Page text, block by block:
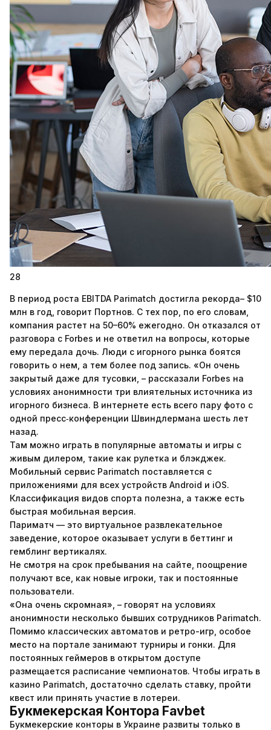
28
В период роста EBITDA Parimatch достигла рекорда– $10
млн в год, говорит Портнов. С тех пор, по его словам,
компания растет на 50–60% ежегодно. Он отказался от
разговора с Forbes и не ответил на вопросы, которые
ему передала дочь. Люди с игорного рынка боятся
говорить о нем, а тем более под запись. «Он очень
закрытый даже для тусовки, – рассказали Forbes на
условиях анонимности три влиятельных источника из
игорного бизнеса. В интернете есть всего пару фото с
одной пресс‑конференции Швиндлермана шесть лет
назад.
Там можно играть в популярные автоматы и игры с
живым дилером, такие как рулетка и блэкджек.
Мобильный сервис Parimatch поставляется с
приложениями для всех устройств Android и iOS.
Классификация видов спорта полезна, а также есть
быстрая мобильная версия.
Париматч — это виртуальное развлекательное
заведение, которое оказывает услуги в беттинг и
гемблинг вертикалях.
Не смотря на срок пребывания на сайте, поощрение
получают все, как новые игроки, так и постоянные
пользователи.
«Она очень скромная», – говорят на условиях
анонимности несколько бывших сотрудников Parimatch.
Помимо классических автоматов и ретро-игр, особое
место на портале занимают турниры и гонки. Для
постоянных геймеров в открытом доступе
размещается расписание чемпионатов. Чтобы играть в
казино Parimatch, достаточно сделать ставку, пройти
квест или принять участие в лотереи.
Букмекерская Контора Favbet
Букмекерские конторы в Украине развиты только в